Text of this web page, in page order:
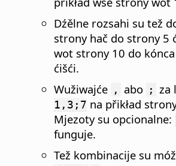
Dźělne rozsahi su tež
strony hač do strony 5
wot strony 10 do
ćišći.
Wužiwajće , abo ; za
1,3;7 na přikład
Mjezoty su opcionalne:
funguje.
Tež kombinacije su